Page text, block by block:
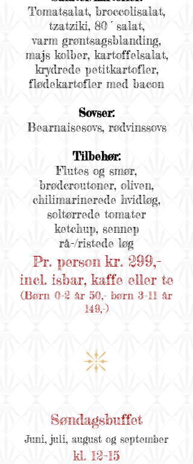
Tomatsalat, broccolisalat,
tzatziki, 80´salat,
varm grøntsagsblanding,
majs kolber, kartoffelsalat,
krydrede petitkartofler,
flødekartofler med bacon
Sovser:
Bearnaisesovs, rødvinssovs
Tilbehør:
Flutes og smør,
brødcroutoner, oliven,
chilimarinerede hvidløg,
soltørrede tomater
ketchup, sennep
rå-/ristede løg
Pr. person kr. 299,-
incl. isbar, kaffe eller te
(Børn 0-2 år 50,- børn 3-11 år
149,-)
Søndagsbuffet
Juni, juli, august og september
kl. 12–15